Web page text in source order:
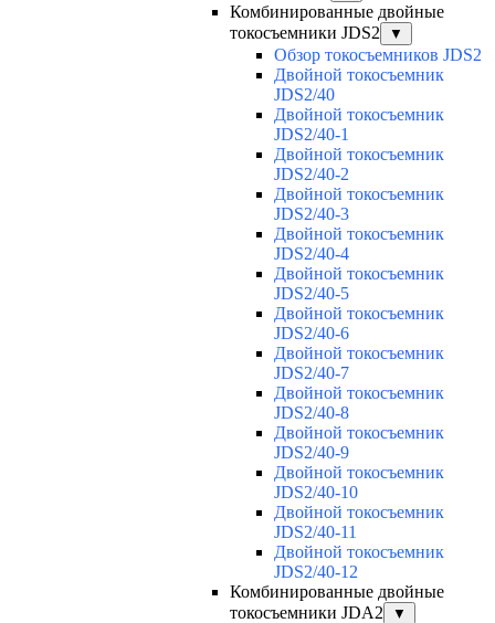
Комбинированные двойные
токосъемники JDS2
▼
Обзор токосъемников JDS2
Двойной токосъемник
JDS2/40
Двойной токосъемник
JDS2/40-1
Двойной токосъемник
JDS2/40-2
Двойной токосъемник
JDS2/40-3
Двойной токосъемник
JDS2/40-4
Двойной токосъемник
JDS2/40-5
Двойной токосъемник
JDS2/40-6
Двойной токосъемник
JDS2/40-7
Двойной токосъемник
JDS2/40-8
Двойной токосъемник
JDS2/40-9
Двойной токосъемник
JDS2/40-10
Двойной токосъемник
JDS2/40-11
Двойной токосъемник
JDS2/40-12
Комбинированные двойные
токосъемники JDA2
▼